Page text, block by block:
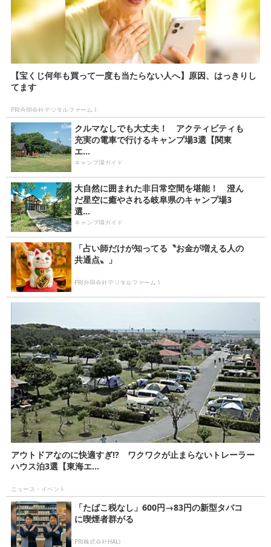
【宝くじ何年も買って一度も当たらない人へ】原因、はっきりし
てます
PR(合同会社デジタルファーム )
クルマなしでも大丈夫！ アクティビティも
充実の電車で行けるキャンプ場3選【関東
エ...
キャンプ場ガイド
大自然に囲まれた非日常空間を堪能！ 澄ん
だ星空に癒やされる岐阜県のキャンプ場3
選...
キャンプ場ガイド
「占い師だけが知ってる〝お金が増える人の
共通点〟」
PR(合同会社デジタルファーム )
アウトドアなのに快適すぎ!? ワクワクが止まらないトレーラー
ハウス泊3選【東海エ...
ニュース・イベント
「たばこ税なし」600円→83円の新型タバコ
に喫煙者群がる
PR(株式会社HAL)